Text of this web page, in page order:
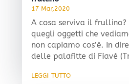
17 Mar,2020
A cosa serviva il frullino?
quegli oggetti che
non capiamo cos’è. In
delle palafitte di Fiavé
leggi tutto